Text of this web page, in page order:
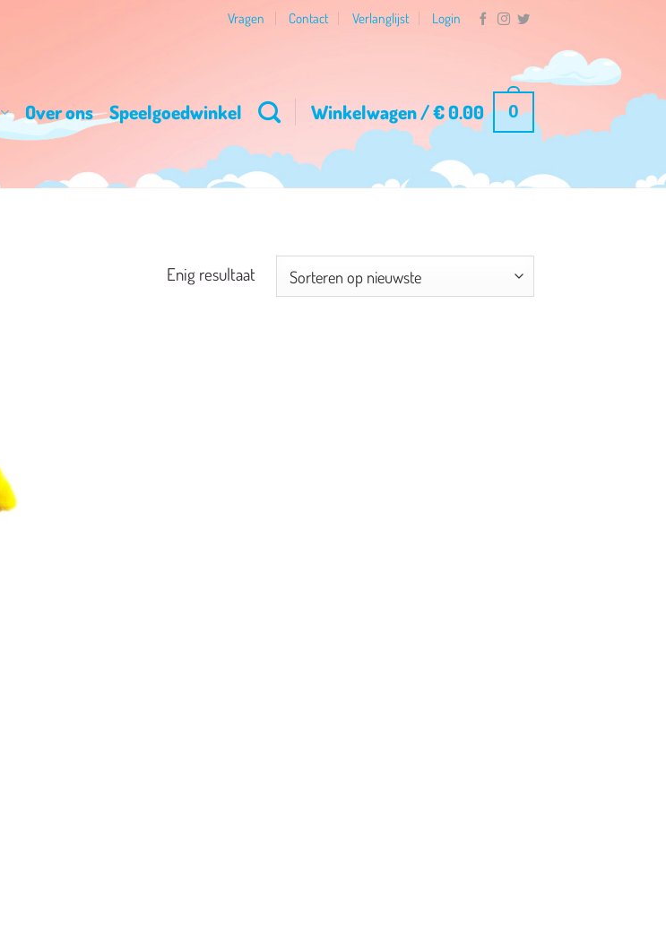
Vragen Contact Verlanglijst Login
Over ons Speelgoedwinkel Winkelwagen /€0.00 0
Enig resultaat